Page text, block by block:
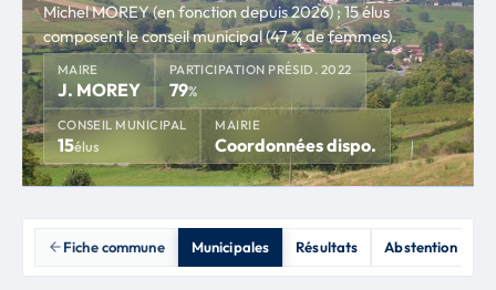
Michel MOREY (en fonction depuis 2026) ; 15 élus
composent le conseil municipal (47 % de femmes).
MAIRE
J. MOREY
PARTICIPATION PRÉSID. 2022
79%
CONSEIL MUNICIPAL
15élus
MAIRIE
Coordonnées dispo.
Fiche commune Municipales Résultats Abstention